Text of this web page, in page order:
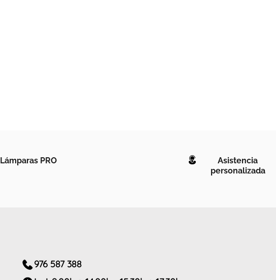
Lámparas PRO
Asistencia
personalizada
976 587 388